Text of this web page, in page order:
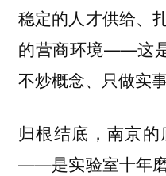
稳定的人才供给、
的营商环境——这是
不炒概念、只做实
归根结底，南京
——是实验室十年